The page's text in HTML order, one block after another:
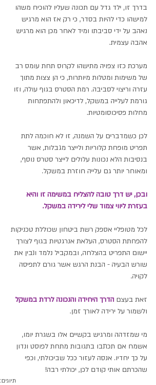
בדרך זו, ילד גדל עם תכונה שעליו להוכיח משהו
למישהו כדי להיות בסדר, כי רק אז הוא מרגיש
נאהב על ידי סביבתו ומיד לאחר מכן הוא מרגיש
אהבה עצמית.
מערכת כזו צפויה מתישהו לקרוס תחת עומס רב
של משימות ומטלות מיותרות, כי הן צצות מתוך
עזרה וריצוי לסביבה. רמת הסטרס בגוף עולה, וזו
גורמת לעלייה במשקל, לדיכאון ולהתפתחות
מחלות פסיכוסומטיות.
לכן כשמדברים על השמנה, זו לא חוכמה לתת
תפריט מופחת קלוריות ולייצר מגבלות, אשר
בנסיבות הלא נכונות עלולים לייצר סטרס נוסף,
ומאוחר יותר גם עלייה חוזרת במשקל.
ובכן, יש דרך טובה להצליח במשימה זו והיא
בעזרת ליווי צמוד שלי לירידה במשקל.
לכל מטופליי אספק רשת ביטחון שכוללת טכניקות
להפחתת הסטרס, העלאת אנרגטיות בגוף לצורך
יישום התפריט בהצלחה, ובמקביל נלמד ונבין את
שורש הבעיה - הבנת הרגש אשר גורם לתפיסה
לקויה.
זאת בעצם הדרך היחידה והנכונה לרדת במשקל
ולשמור על ירידה לאורך זמן.
מי שמזדהה ומרגיש בקשיים אלו בשגרת יומו,
אשמח אם תכתבו בתגובות מתחת לפוסט ונדון
על כך יחדיו. אנסה לעזור ככל שביכולתי, וכפי
שהכרתם אותי קודם לכן, יכולתי רבה!
תיוגים: